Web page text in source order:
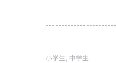
小学生 中学生